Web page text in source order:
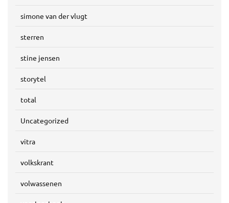
simone van der vlugt
sterren
stine jensen
storytel
total
Uncategorized
vitra
volkskrant
volwassenen